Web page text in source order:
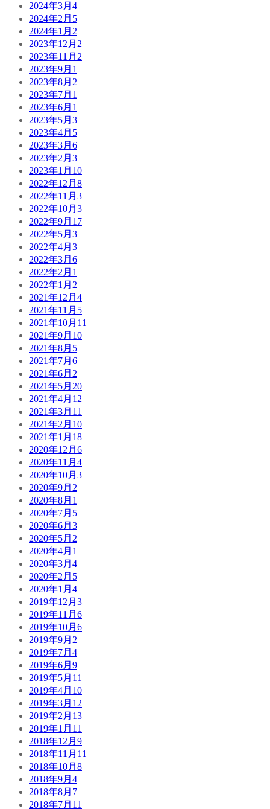
2024年3月 4
2024年2月 5
2024年1月 2
2023年12月 2
2023年11月 2
2023年9月 1
2023年8月 2
2023年7月 1
2023年6月 1
2023年5月 3
2023年4月 5
2023年3月 6
2023年2月 3
2023年1月 10
2022年12月 8
2022年11月 3
2022年10月 3
2022年9月 17
2022年5月 3
2022年4月 3
2022年3月 6
2022年2月 1
2022年1月 2
2021年12月 4
2021年11月 5
2021年10月 11
2021年9月 10
2021年8月 5
2021年7月 6
2021年6月 2
2021年5月 20
2021年4月 12
2021年3月 11
2021年2月 10
2021年1月 18
2020年12月 6
2020年11月 4
2020年10月 3
2020年9月 2
2020年8月 1
2020年7月 5
2020年6月 3
2020年5月 2
2020年4月 1
2020年3月 4
2020年2月 5
2020年1月 4
2019年12月 3
2019年11月 6
2019年10月 6
2019年9月 2
2019年7月 4
2019年6月 9
2019年5月 11
2019年4月 10
2019年3月 12
2019年2月 13
2019年1月 11
2018年12月 9
2018年11月 11
2018年10月 8
2018年9月 4
2018年8月 7
2018年7月 11